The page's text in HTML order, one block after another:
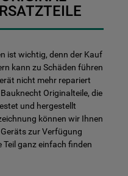
ist wichtig, denn der Kauf
kann zu Schäden führen
nicht mehr repariert
Originalteile, die
und hergestellt
können wir Ihnen
zur Verfügung
Teil ganz einfach finden